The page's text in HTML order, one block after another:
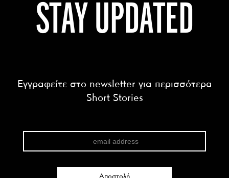
STAY UPDATED
Εγγραφείτε στο newsletter για περισσότερα
Short Stories